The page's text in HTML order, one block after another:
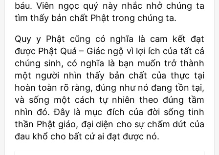
báu. Viên ngọc quý này nhắc nhở chúng ta
tìm thấy bản chất Phật trong chúng ta.
Quy y Phật cũng có nghĩa là cam kết đạt
được Phật Quả – Giác ngộ vì lợi ích của tất cả
chúng sinh, có nghĩa là bạn muốn trở thành
một người nhìn thấy bản chất của thực tại
hoàn toàn rõ ràng, đúng như nó đang tồn tại,
và sống một cách tự nhiên theo đúng tầm
nhìn đó. Đây là mục đích của đời sống tinh
thần Phật giáo, đại diện cho sự chấm dứt của
đau khổ cho bất cứ ai đạt được nó.